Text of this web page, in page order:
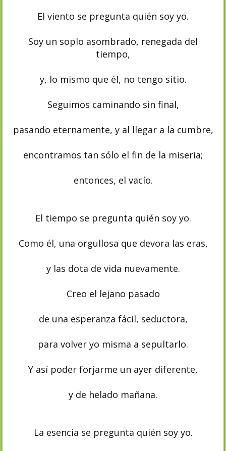
El viento se pregunta quién soy yo.
Soy un soplo asombrado, renegada del
tiempo,
y, lo mismo que él, no tengo sitio.
Seguimos caminando sin final,
pasando eternamente, y al llegar a la cumbre,
encontramos tan sólo el fin de la miseria;
entonces, el vacío.
El tiempo se pregunta quién soy yo.
Como él, una orgullosa que devora las eras,
y las dota de vida nuevamente.
Creo el lejano pasado
de una esperanza fácil, seductora,
para volver yo misma a sepultarlo.
Y así poder forjarme un ayer diferente,
y de helado mañana.
La esencia se pregunta quién soy yo.